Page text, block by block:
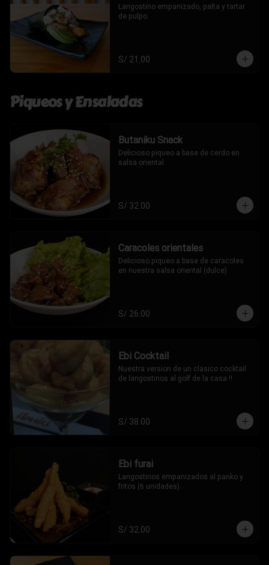
Langostino empanizado, palta y tartar
de pulpo.
S/ 21.00
Piqueos y Ensaladas
Butaniku Snack
Delicioso piqueo a base de cerdo en
salsa oriental
S/ 32.00
Caracoles orientales
Delicioso piqueo a base de caracoles
en nuestra salsa oriental (dulce)
S/ 26.00
Ebi Cocktail
Nuestra version de un clasico cocktail
de langostinos al golf de la casa !!
S/ 38.00
Ebi furai
Langostinos empanizados al panko y
fritos (6 unidades).
S/ 32.00